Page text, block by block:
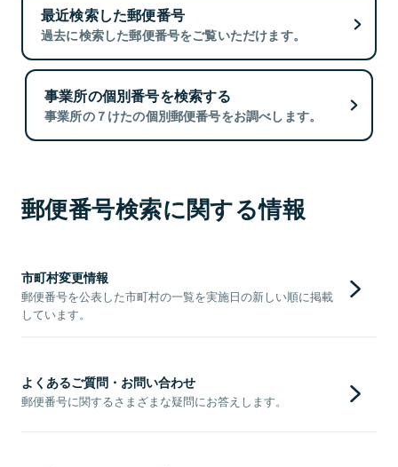
最近検索した郵便番号
過去に検索した郵便番号をご覧いただけます。
事業所の個別番号を検索する
事業所の７けたの個別郵便番号をお調べします。
郵便番号検索に関する情報
市町村変更情報
郵便番号を公表した市町村の一覧を実施日の新しい順に掲載
しています。
よくあるご質問・お問い合わせ
郵便番号に関するさまざまな疑問にお答えします。